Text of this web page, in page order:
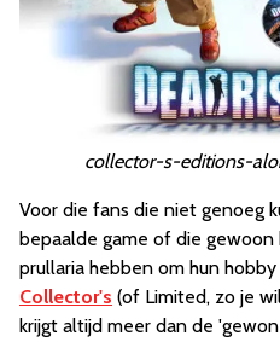
collector-s-editions-
Voor die fans die niet genoeg
bepaalde game of die
prullaria hebben om hun
Collector's (of Limited, zo je
krijgt altijd meer dan de